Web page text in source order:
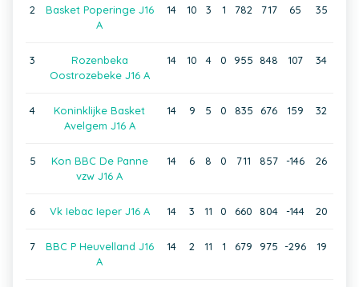
2
Basket Poperinge J16
A
14 10 3 1 782 717 65 35
3
Rozenbeka
Oostrozebeke J16 A
14 10 4 0 955 848 107 34
4
Koninklijke Basket
Avelgem J16 A
14 9 5 0 835 676 159 32
5
Kon BBC De Panne
vzw J16 A
14 6 8 0 711 857 -146 26
6 Vk Iebac Ieper J16 A 14 3 11 0 660 804 -144 20
7
BBC P Heuvelland J16
A
14 2 11 1 679 975 -296 19